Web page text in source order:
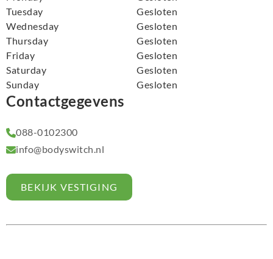
Tuesday
Wednesday
Thursday
Friday
Saturday
Sunday
Gesloten
Gesloten
Gesloten
Gesloten
Gesloten
Gesloten
Contactgegevens
088-0102300
info@bodyswitch.nl
BEKIJK VESTIGING